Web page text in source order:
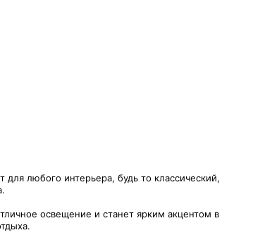
любого интерьера, будь то классический,
освещение и станет ярким акцентом в